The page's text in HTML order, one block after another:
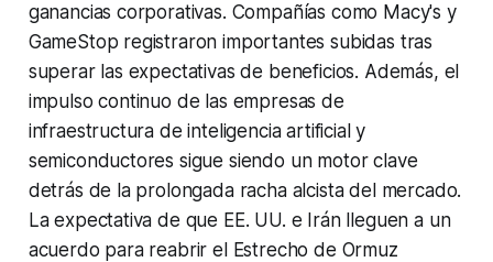
ganancias corporativas. Compañías como Macy's y
GameStop registraron importantes subidas tras
superar las expectativas de beneficios. Además, el
impulso continuo de las empresas de
infraestructura de inteligencia artificial y
semiconductores sigue siendo un motor clave
detrás de la prolongada racha alcista del mercado.
La expectativa de que EE. UU. e Irán lleguen a un
acuerdo para reabrir el Estrecho de Ormuz